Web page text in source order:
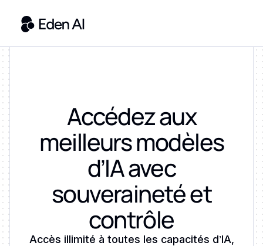
Accédez aux
meilleurs modèles
d’IA avec
souveraineté et
contrôle
Accès illimité à toutes les capacités d’IA,